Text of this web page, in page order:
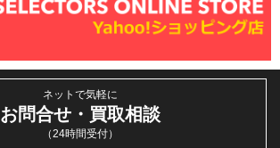
ネットで気軽に
お問合せ・買取相談
（24時間受付）